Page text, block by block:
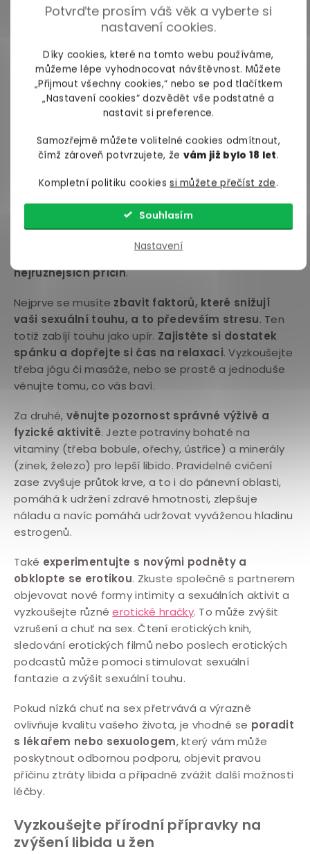
Potvrďte prosím váš věk a vyberte si
nastavení cookies.
Díky cookies, které na tomto webu používáme,
můžeme lépe vyhodnocovat návštěvnost. Můžete
„Přijmout všechny cookies,“ nebo se pod tlačítkem
„Nastavení cookies“ dozvědět vše podstatné a
nastavit si preference.
Samozřejmě můžete volitelné cookies odmítnout,
čímž zároveň potvrzujete, že vám již bylo 18 let.
Kompletní politiku cookiessi můžete přečíst zde.
Nastavení
Souhlasím
výběru afrodiziaka,můžete se poradit s lékařem
nebo sexuologem. Odborník vám poskytne přesné
informace o bezpečnosti a účinnosti různých
produktů přímo pro vás.
: Afrodiziaka pro ženy slouží pro zvýšení chuti na
sex. Pokud chcete zvýšit svoji atraktivitu pro opačné
Jak zvýšit chuť na sex?
Pokud nedostatečná chuť na sex začíná ovlivňovat
váš sexuální život a ohrožovat vztah, je potřeba s
tím začít něco dělat. Je ale důležité si uvědomit, že
přípravky na ženské libido nejsou všemocné
nejrůznějších příčin.
Nejprve se musíte zbavit faktorů, které snižují
vaši sexuální touhu, a to především stresu. Ten
totiž zabíjí touhu jako upír. Zajistěte si dostatek
spánku a dopřejte si čas na relaxaci. Vyzkoušejte
třeba jógu či masáže, nebo se prostě a jednoduše
věnujte tomu, co vás baví.
Za druhé, věnujte pozornost správné výživě a
fyzické aktivitě. Jezte potraviny bohaté na
vitaminy (třeba bobule, ořechy, ústřice) a minerály
(zinek, železo) pro lepší libido. Pravidelné cvičení
zase zvyšuje průtok krve, a to i do pánevní oblasti,
pomáhá k udržení zdravé hmotnosti, zlepšuje
náladu a navíc pomáhá udržovat vyváženou hladinu
estrogenů.
Také experimentujte s novými podněty a
obklopte se erotikou. Zkuste společně s partnerem
objevovat nové formy intimity a sexuálních aktivit a
vyzkoušejte různéerotické hračky. To může zvýšit
vzrušení a chuť na sex. Čtení erotických knih,
sledování erotických filmů nebo poslech erotických
podcastů může pomoci stimulovat sexuální
fantazie a zvýšit sexuální touhu.
Pokud nízká chuť na sex přetrvává a výrazně
ovlivňuje kvalitu vašeho života, je vhodné se poradit
s lékařem nebo sexuologem, který vám může
poskytnout odbornou podporu, objevit pravou
příčinu ztráty libida a případně zvážit další možnosti
léčby.
Vyzkoušejte přírodní přípravky na
zvýšení libida u žen